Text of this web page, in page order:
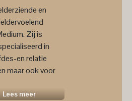
en
Zij is
in
en relatie
maar ook voor
....
Lees meer